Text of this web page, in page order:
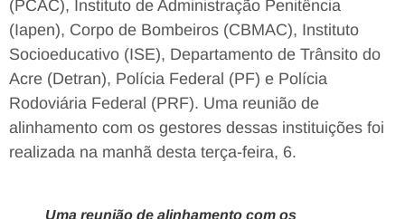
(PCAC), Instituto de Administração Penitência
(Iapen), Corpo de Bombeiros (CBMAC), Instituto
Socioeducativo (ISE), Departamento de Trânsito do
Acre (Detran), Polícia Federal (PF) e Polícia
Rodoviária Federal (PRF). Uma reunião de
alinhamento com os gestores dessas instituições foi
realizada na manhã desta terça-feira, 6.
Uma reunião de alinhamento com os